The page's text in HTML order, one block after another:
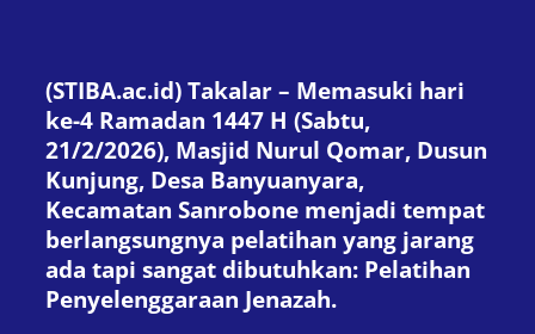
(STIBA.ac.id) Takalar – Memasuki hari
ke-4 Ramadan 1447 H (Sabtu,
21/2/2026), Masjid Nurul Qomar, Dusun
Kunjung, Desa Banyuanyara,
Kecamatan Sanrobone menjadi tempat
berlangsungnya pelatihan yang jarang
ada tapi sangat dibutuhkan: Pelatihan
Penyelenggaraan Jenazah.